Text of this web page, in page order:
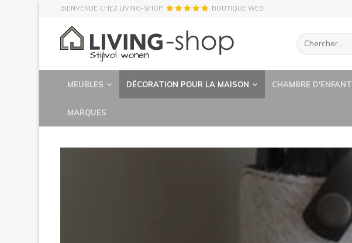
BIENVENUE CHEZ LIVING-SHOP BOUTIQUE WEB
MEUBLES DÉCORATION POUR LA MAISON CHAMBRE D'ENFANT
MARQUES